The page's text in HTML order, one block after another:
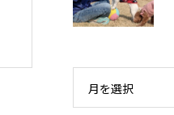
月を選択